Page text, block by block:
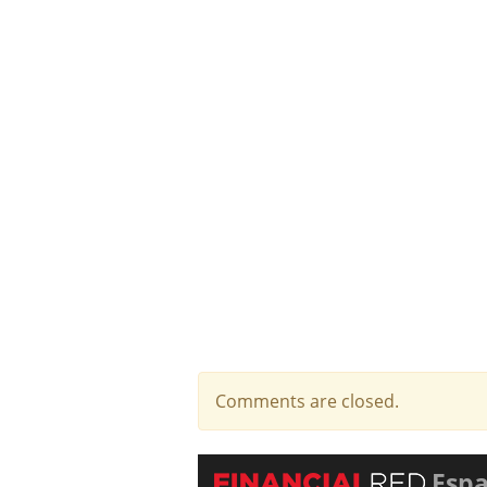
Comments are closed.